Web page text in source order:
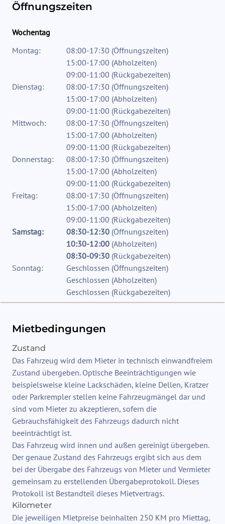
Öffnungszeiten
Wochentag
Montag:
08:00-17:30 (Öffnungszeiten)
15:00-17:00 (Abholzeiten)
09:00-11:00 (Rückgabezeiten)
Dienstag:
08:00-17:30 (Öffnungszeiten)
15:00-17:00 (Abholzeiten)
09:00-11:00 (Rückgabezeiten)
Mittwoch:
08:00-17:30 (Öffnungszeiten)
15:00-17:00 (Abholzeiten)
09:00-11:00 (Rückgabezeiten)
Donnerstag:
08:00-17:30 (Öffnungszeiten)
15:00-17:00 (Abholzeiten)
09:00-11:00 (Rückgabezeiten)
Freitag:
08:00-17:30 (Öffnungszeiten)
15:00-17:00 (Abholzeiten)
09:00-11:00 (Rückgabezeiten)
Samstag:
08:30-12:30(Öffnungszeiten)
10:30-12:00(Abholzeiten)
08:30-09:30(Rückgabezeiten)
Sonntag:
Geschlossen (Öffnungszeiten)
Geschlossen (Abholzeiten)
Geschlossen (Rückgabezeiten)
Mietbedingungen
Zustand
Das Fahrzeug wird dem Mieter in technisch einwandfreiem
Zustand übergeben. Optische Beeinträchtigungen wie
beispielsweise kleine Lackschäden, kleine Dellen, Kratzer
oder Parkrempler stellen keine Fahrzeugmängel dar und
sind vom Mieter zu akzeptieren, sofern die
Gebrauchsfähigkeit des Fahrzeugs dadurch nicht
beeinträchtigt ist.
Das Fahrzeug wird innen und außen gereinigt übergeben.
Der genaue Zustand des Fahrzeugs ergibt sich aus dem
bei der Übergabe des Fahrzeugs von Mieter und Vermieter
gemeinsam zu erstellenden Übergabeprotokoll. Dieses
Protokoll ist Bestandteil dieses Mietvertrags.
Kilometer
Die jeweiligen Mietpreise beinhalten 250 KM pro Miettag,